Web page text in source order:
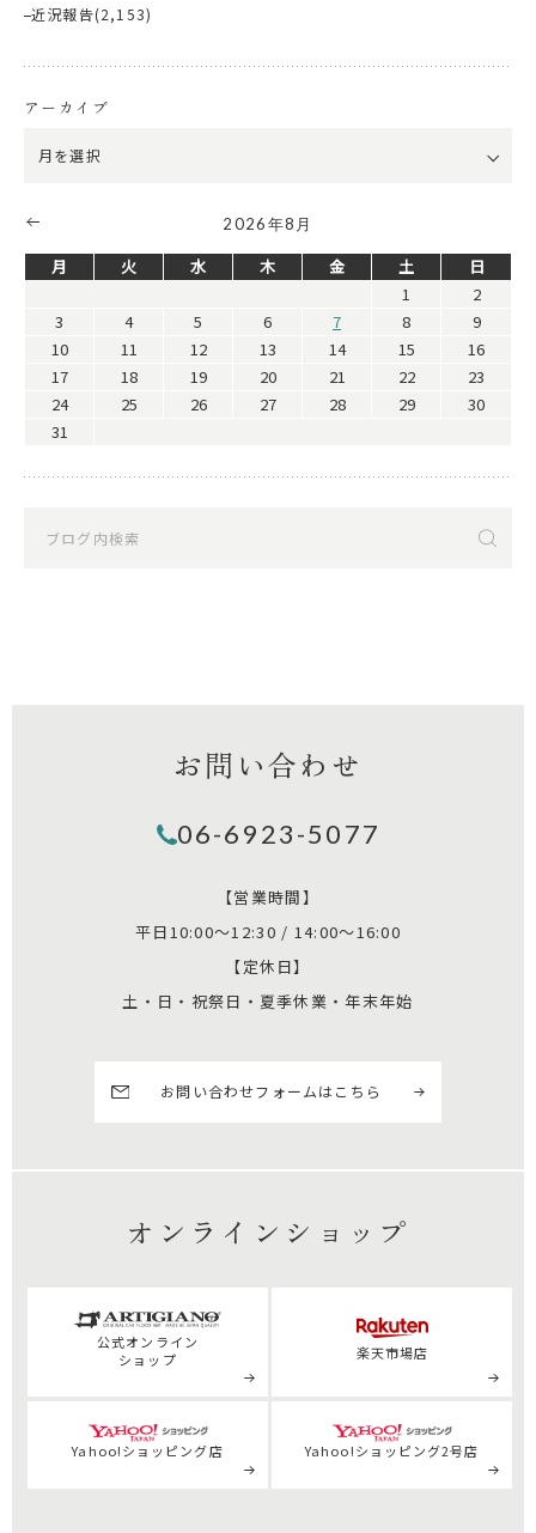
近況報告(2,153)
アーカイブ
2026年8月
月 火 水 木 金 土
日
1
2
3
4 5 6 7 8
9
10
11 12 13 14 15
16
17
18 19 20 21 22
23
24
25 26 27 28 29
30
31
お問い合わせ
06-6923-5077
【営業時間】
平日10:00～12:30 / 14:00～16:00
【定休日】
土・日・祝祭日・夏季休業・年末年始
お問い合わせフォームはこちら
オンラインショップ
公式オンライン
ショップ
楽天市場店
Yahoo!ショッピング店 Yahoo!ショッピング2号店